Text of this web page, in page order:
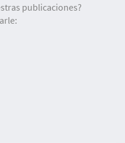
publicaciones?